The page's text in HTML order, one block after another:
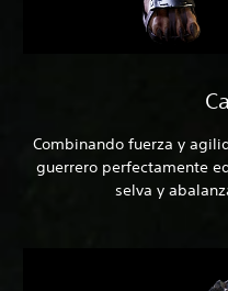
Combinando fuerza y
guerrero perfectamente
selva y